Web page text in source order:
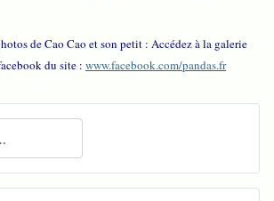
de Cao Cao et son petit : Accédez à la galerie
du site : www.facebook.com/pandas.fr